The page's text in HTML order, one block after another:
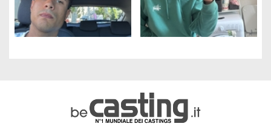
Gestione dei cookie
Utilizziamo i cookie per rendere il sito più facile da usare e per
Misurazione del pubblico
Agenzie pubblicitarie